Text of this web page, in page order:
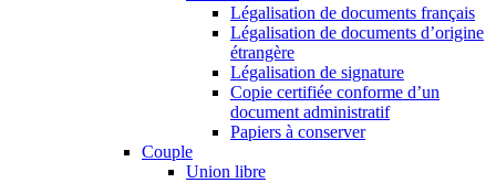
Légalisation de documents français
Légalisation de documents d’origine
étrangère
Légalisation de signature
Copie certifiée conforme d’un
document administratif
Papiers à conserver
Couple
Union libre